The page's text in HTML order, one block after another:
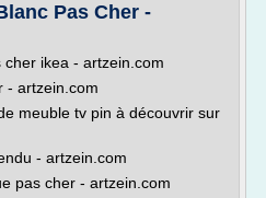
Pas Cher -
ikea - artzein.com
- artzein.com
meuble tv pin à découvrir sur
- artzein.com
pas cher - artzein.com